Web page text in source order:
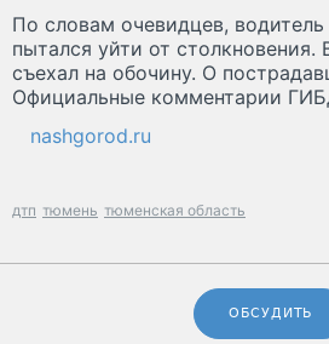
По словам очевидцев, водитель
пытался уйти от столкновения.
съехал на обочину. О
Официальные комментарии
nashgorod.ru
дтп тюмень тюменская область
ОБСУДИТЬ